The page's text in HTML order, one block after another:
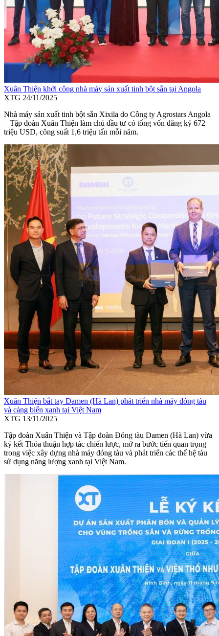
Xuân Thiện khởi công nhà máy sản xuất tinh bột sắn tại Angola
XTG 24/11/2025
Nhà máy sản xuất tinh bột sắn Xixila do Công ty Agrostars Angola
– Tập đoàn Xuân Thiện làm chủ đầu tư có tổng vốn đăng ký 672
triệu USD, công suất 1,6 triệu tấn mỗi năm.
Xuân Thiện bắt tay Damen (Hà Lan) phát triển nhà máy đóng tàu
và cảng biển xanh tại Việt Nam
XTG 13/11/2025
Tập đoàn Xuân Thiện và Tập đoàn Đóng tàu Damen (Hà Lan) vừa
ký kết Thỏa thuận hợp tác chiến lược, mở ra bước tiến quan trọng
trong việc xây dựng nhà máy đóng tàu và phát triển các thế hệ tàu
sử dụng năng lượng xanh tại Việt Nam.